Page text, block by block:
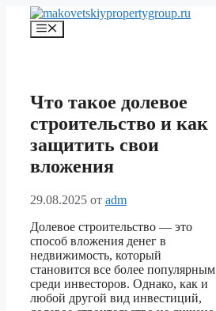
Перейти
содержимому
Меню
Что такое долевое
строительство и как
защитить свои
вложения
29.08.2025 от adm
Долевое строительство — это
способ вложения денег в
недвижимость, который
становится все более популярным
среди инвесторов. Однако, как и
любой другой вид инвестиций,